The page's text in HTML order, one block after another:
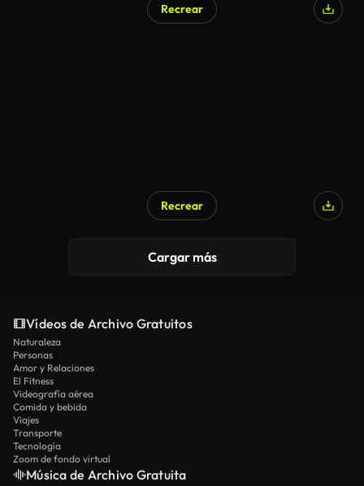
Recrear
Recrear
Cargar más
Vídeos de Archivo Gratuitos
Naturaleza
Personas
Amor y Relaciones
El Fitness
Videografía aérea
Comida y bebida
Viajes
Transporte
Tecnología
Zoom de fondo virtual
Música de Archivo Gratuita